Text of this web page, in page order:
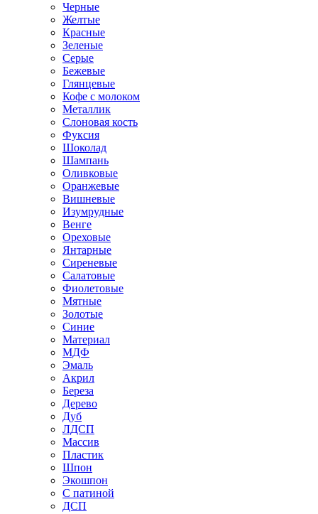
Черные
Желтые
Красные
Зеленые
Серые
Бежевые
Глянцевые
Кофе с молоком
Металлик
Слоновая кость
Фуксия
Шоколад
Шампань
Оливковые
Оранжевые
Вишневые
Изумрудные
Венге
Ореховые
Янтарные
Сиреневые
Салатовые
Фиолетовые
Мятные
Золотые
Синие
Материал
МДФ
Эмаль
Акрил
Береза
Дерево
Дуб
ЛДСП
Массив
Пластик
Шпон
Экошпон
С патиной
ДСП